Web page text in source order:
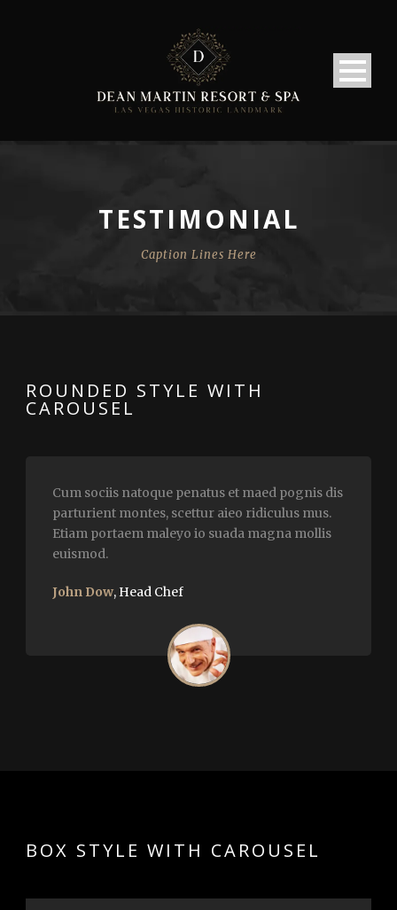
TESTIMONIAL
Caption Lines Here
ROUNDED STYLE WITH
CAROUSEL
Cum sociis natoque penatus et maed pognis dis
parturient montes, scettur aieo ridiculus mus.
Etiam portaem maleyo io suada magna mollis
euismod.
John Dow, Head Chef
BOX STYLE WITH CAROUSEL